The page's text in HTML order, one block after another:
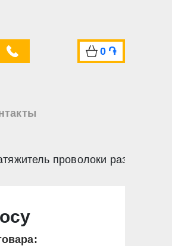
0 ֏
проволоки размот